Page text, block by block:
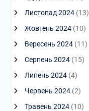
Листопад 2024(13)
Жовтень 2024(10)
Вересень 2024(11)
Серпень 2024(15)
Липень 2024(4)
Червень 2024(2)
Травень 2024(10)